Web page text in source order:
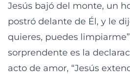
Jesús bajó del monte, un
postró delante de Él, y le
quieres, puedes
sorprendente es la
acto de amor, “Jesús